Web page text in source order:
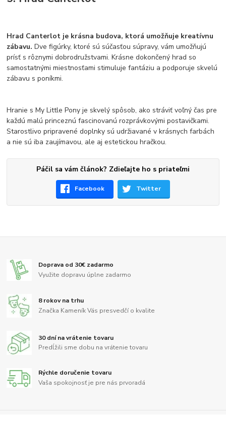
Hrad Canterlot je krásna budova, ktorá umožňuje kreatívnu
zábavu.Dve figúrky, ktoré sú súčasťou súpravy, vám umožňujú
prísť s rôznymi dobrodružstvami. Krásne dokončený hrad so
samostatnými miestnosťami stimuluje fantáziu a podporuje skvelú
zábavu s poníkmi.
Hranie s My Little Pony je skvelý spôsob, ako stráviť voľný čas pre
každú malú princeznú fascinovanú rozprávkovými postavičkami.
Starostlivo pripravené doplnky sú udržiavané v krásnych farbách
a nie sú iba zaujímavou, ale aj estetickou hračkou.
Páčil sa vám článok? Zdieľajte ho s priateľmi
Facebook Twitter
Doprava od 30€ zadarmo
Využite dopravu úplne zadarmo
8 rokov na trhu
Značka Kameník Vás presvedčí o kvalite
30 dní na vrátenie tovaru
Predĺžili sme dobu na vrátenie tovaru
Rýchle doručenie tovaru
Vaša spokojnosť je pre nás prvoradá